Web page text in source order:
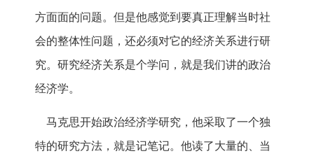
方面面的问题。但是他感觉到要真正理解当时社
会的整体性问题，还必须对它的经济关系进行研
究。研究经济关系是个学问，就是我们讲的政治
经济学。
马克思开始政治经济学研究，他采取了一个独
特的研究方法，就是记笔记。他读了大量的、当